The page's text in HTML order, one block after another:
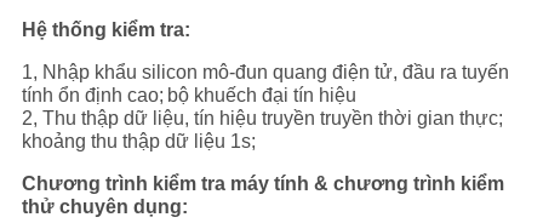
Hệ thống kiểm tra:
1, Nhập khẩu silicon mô-đun quang điện tử, đầu ra tuyến
tính ổn định cao; bộ khuếch đại tín hiệu
2, Thu thập dữ liệu, tín hiệu truyền truyền thời gian thực;
khoảng thu thập dữ liệu 1s;
Chương trình kiểm tra máy tính & chương trình kiểm
thử chuyên dụng: